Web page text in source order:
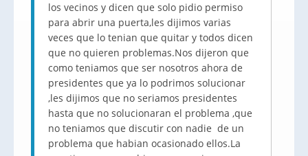
los vecinos y dicen que solo pidio permiso
para abrir una puerta,les dijimos varias
veces que lo tenian que quitar y todos dicen
que no quieren problemas.Nos dijeron que
como teniamos que ser nosotros ahora de
presidentes que ya lo podrimos solucionar
,les dijimos que no seriamos presidentes
hasta que no solucionaran el problema ,que
no teniamos que discutir con nadie de un
problema que habian ocasionado ellos.La